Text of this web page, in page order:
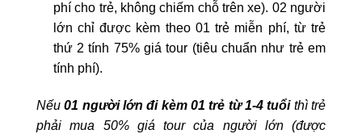
phí cho trẻ, không chiếm chỗ trên xe). 02 người
lớn chỉ được kèm theo 01 trẻ miễn phí, từ trẻ
thứ 2 tính 75% giá tour (tiêu chuẩn như trẻ em
tính phí).
Nếu01 người lớn đi kèm 01 trẻ từ 1-4 tuổithì trẻ
phải mua 50% giá tour của người lớn (được